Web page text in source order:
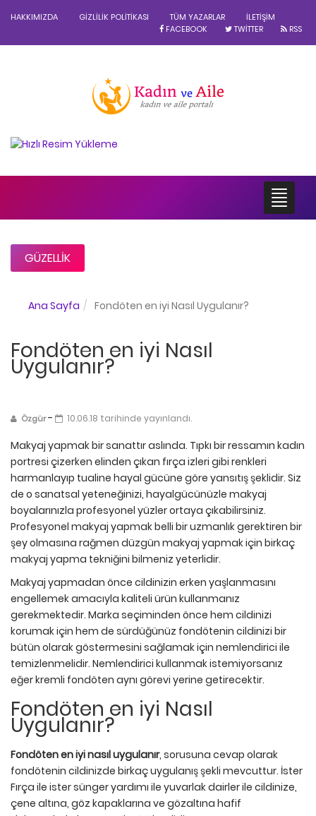
HAKKIMIZDA GIZLILIK POLITIKASI TÜM YAZARLAR
İLETIŞIM
FACEBOOK
TWITTER RSS
GÜZELLIK
Ana Sayfa Fondöten en iyi Nasıl Uygulanır?
Fondöten en iyi Nasıl
Uygulanır?
Özgür- 10.06.18 tarihinde yayınlandı.
Makyaj yapmak bir sanattır aslında. Tıpkı bir ressamın kadın
portresi çizerken elinden çıkan fırça izleri gibi renkleri
harmanlayıp tualine hayal gücüne göre yansıtış şeklidir. Siz
de o sanatsal yeteneğinizi, hayalgücünüzle makyaj
boyalarınızla profesyonel yüzler ortaya çıkabilirsiniz.
Profesyonel makyaj yapmak belli bir uzmanlık gerektiren bir
şey olmasına rağmen düzgün makyaj yapmak için birkaç
makyaj yapma tekniğini bilmeniz yeterlidir.
Makyaj yapmadan önce cildinizin erken yaşlanmasını
engellemek amacıyla kaliteli ürün kullanmanız
gerekmektedir. Marka seçiminden önce hem cildinizi
korumak için hem de sürdüğünüz fondötenin cildinizi bir
bütün olarak göstermesini sağlamak için nemlendirici ile
temizlenmelidir. Nemlendirici kullanmak istemiyorsanız
eğer kremli fondöten aynı görevi yerine getirecektir.
Fondöten en iyi Nasıl
Uygulanır?
Fondöten en iyi nasıl uygulanır, sorusuna cevap olarak
fondötenin cildinizde birkaç uygulanış şekli mevcuttur. İster
Fırça ile ister sünger yardımı ile yuvarlak dairler ile cildinize,
çene altına, göz kapaklarına ve gözaltına hafif